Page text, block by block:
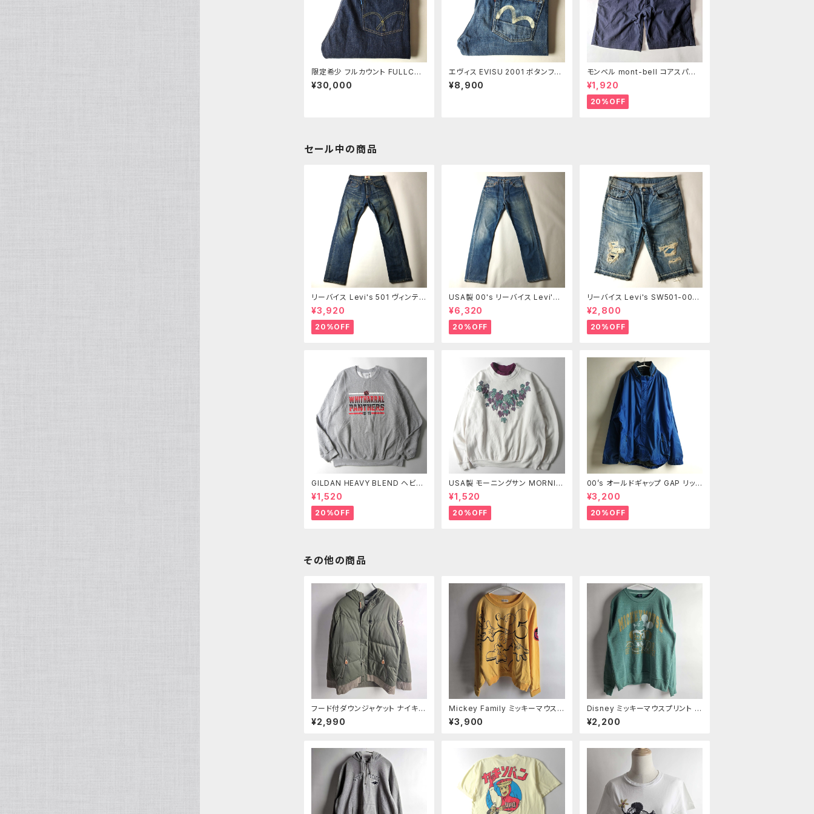
限定希少 フルカウント FULLCOU
NT 2000LIMITED EDITION 01
05 ボタンフライ セルビッジジーン
¥30,000
エヴィス EVISU 2001 ボタンフラ
イ 白カモメ 虎耳セルビッジジーン
ズ 赤タブ 革パッチ 2色ステッチ W
¥8,900
モンベル mont-bell コアスパン
ショーツ ハーフパンツ ストレッチ
ベルト付き S ネイビー m0801-9
¥1,920
20%OFF
セール中の商品
リーバイス Levi's 501 ヴィンテー
ジ加工 ボタンフライ レギュラース
トレート センター501タグ 赤タブ
紙パッチ W28 m0412-2
¥3,920
20%OFF
USA製 00's リーバイス Levi's 5
01 ボタンフライ ストレートジーン
ズ 赤タブ 紙パッチ 釦裏553 髭落
ち W30 オールド m0718-1
¥6,320
20%OFF
リーバイス Levi's SW501-004
3 13OZデニム ユーズドルック ボ
タンフライ クラッシュ加工ハーフパ
ンツ ショーツ L レディース m072
3-7
¥2,800
20%OFF
GILDAN HEAVY BLEND ヘビー
ブレンド プリントスウェットシャツ
トレーナー 裏起毛 WHITHARRA
L PANTHERS アメフト XL
¥1,520
20%OFF
USA製 モーニングサン MORNIN
G SUN PETITE 90's プリントス
ウェットシャツ トレーナー 2枚襟
葉っぱ ブドウ M ヴィンテージ
¥1,520
20%OFF
00’s オールドギャップ GAP リップ
ストップナイロンジャケット メッシ
ュライナー XL m0718-23
¥3,200
20%OFF
その他の商品
フード付ダウンジャケット ナイキ N
IKE ダウンパーカー ワッペン付 袖
ウエストリブ 防寒 アウター L カー
¥2,990
Mickey Family ミッキーマウスビ
ッグプリントスウェットシャツ トレ
ーナー バッドウイング袖 ワッペン
¥3,900
Disney ミッキーマウスプリント ク
ルーネックスウェットシャツ トレー
ナー 裏起毛 M グリーン m0924-
¥2,200